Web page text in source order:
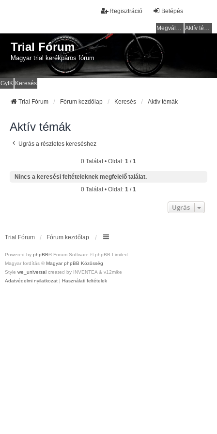
Belépés
Regisztráció
Megválaszolatlan témák Aktív témák
Trial Fórum
Magyar trial kerékpáros fórum
GyIK Keresés
Trial Fórum Fórum kezdőlap Keresés Aktív témák
Aktív témák
Ugrás a részletes kereséshez
0 Találat • Oldal: 1 /1
Nincs a keresési feltételeknek megfelelő találat.
0 Találat • Oldal: 1 /1
Ugrás
Trial Fórum Fórum kezdőlap
Powered by phpBB® Forum Software © phpBB Limited
Magyar fordítás © Magyar phpBB Közösség
Style we_universal created by INVENTEA & v12mike
Adatvédelmi nyilatkozat | Használati feltételek